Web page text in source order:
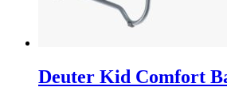
Deuter Kid Comfort